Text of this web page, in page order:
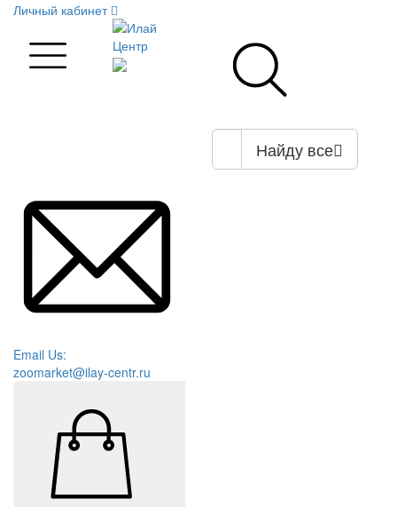
Личный кабинет
Найду все
Email Us:
zoomarket@ilay-centr.ru